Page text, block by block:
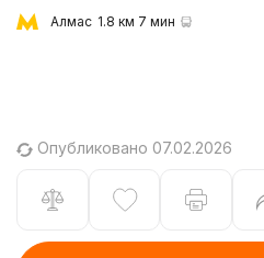
Алмас 1.8 км 7 мин
Опубликовано 07.02.2026